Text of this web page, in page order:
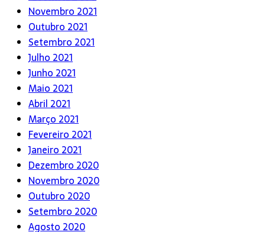
Novembro 2021
Outubro 2021
Setembro 2021
Julho 2021
Junho 2021
Maio 2021
Abril 2021
Março 2021
Fevereiro 2021
Janeiro 2021
Dezembro 2020
Novembro 2020
Outubro 2020
Setembro 2020
Agosto 2020